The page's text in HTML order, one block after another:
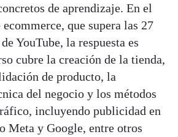
de aprendizaje. En el
que supera las 27
YouTube, la respuesta es
cubre la creación de la tienda,
de producto, la
del negocio y los métodos
incluyendo publicidad en
Meta y Google, entre otros